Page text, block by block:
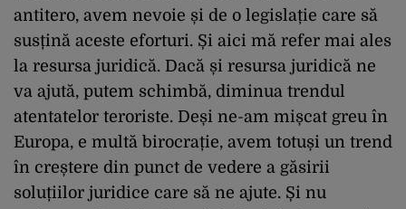
antitero, avem nevoie și de o legislație care să
susțină aceste eforturi. Și aici mă refer mai ales
la resursa juridică. Dacă și resursa juridică ne
va ajută, putem schimbă, diminua trendul
atentatelor teroriste. Deși ne-am mișcat greu în
Europa, e multă birocrație, avem totuși un trend
în creștere din punct de vedere a găsirii
soluțiilor juridice care să ne ajute. Și nu